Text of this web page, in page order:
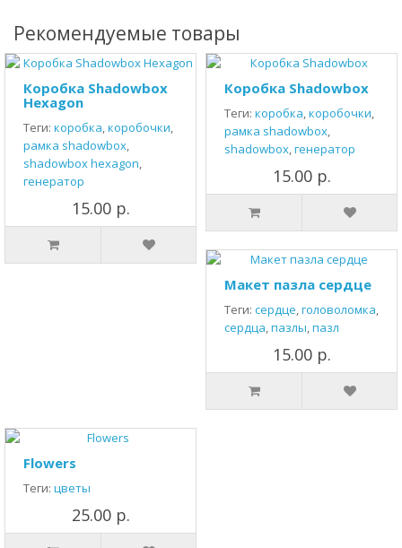
Рекомендуемые товары
Коробка Shadowbox
Hexagon
Теги: коробка,коробочки,
рамка shadowbox,
shadowbox hexagon,
генератор
15.00 р.
Коробка Shadowbox
Теги: коробка,коробочки,
рамка shadowbox,
shadowbox,генератор
15.00 р.
Макет пазла сердце
Теги: сердце,головоломка,
сердца,пазлы,пазл
15.00 р.
Flowers
Теги: цветы
25.00 р.